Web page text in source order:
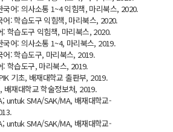
어: 의사소통 1~4 익힘책, 마리북스, 2020.
: 학습도구 익힘책, 마리북스, 2020.
학습도구 익힘책, 마리북스, 2020.
어: 의사소통 1~4, 마리북스, 2019.
: 학습도구, 마리북스, 2019.
학습도구, 마리북스, 2019.
기초, 배재대학교 출판부, 2019.
배재대학교 학술정보처, 2019.
untuk SMA/SAK/MA, 배재대학교-
untuk SMA/SAK/MA, 배재대학교-